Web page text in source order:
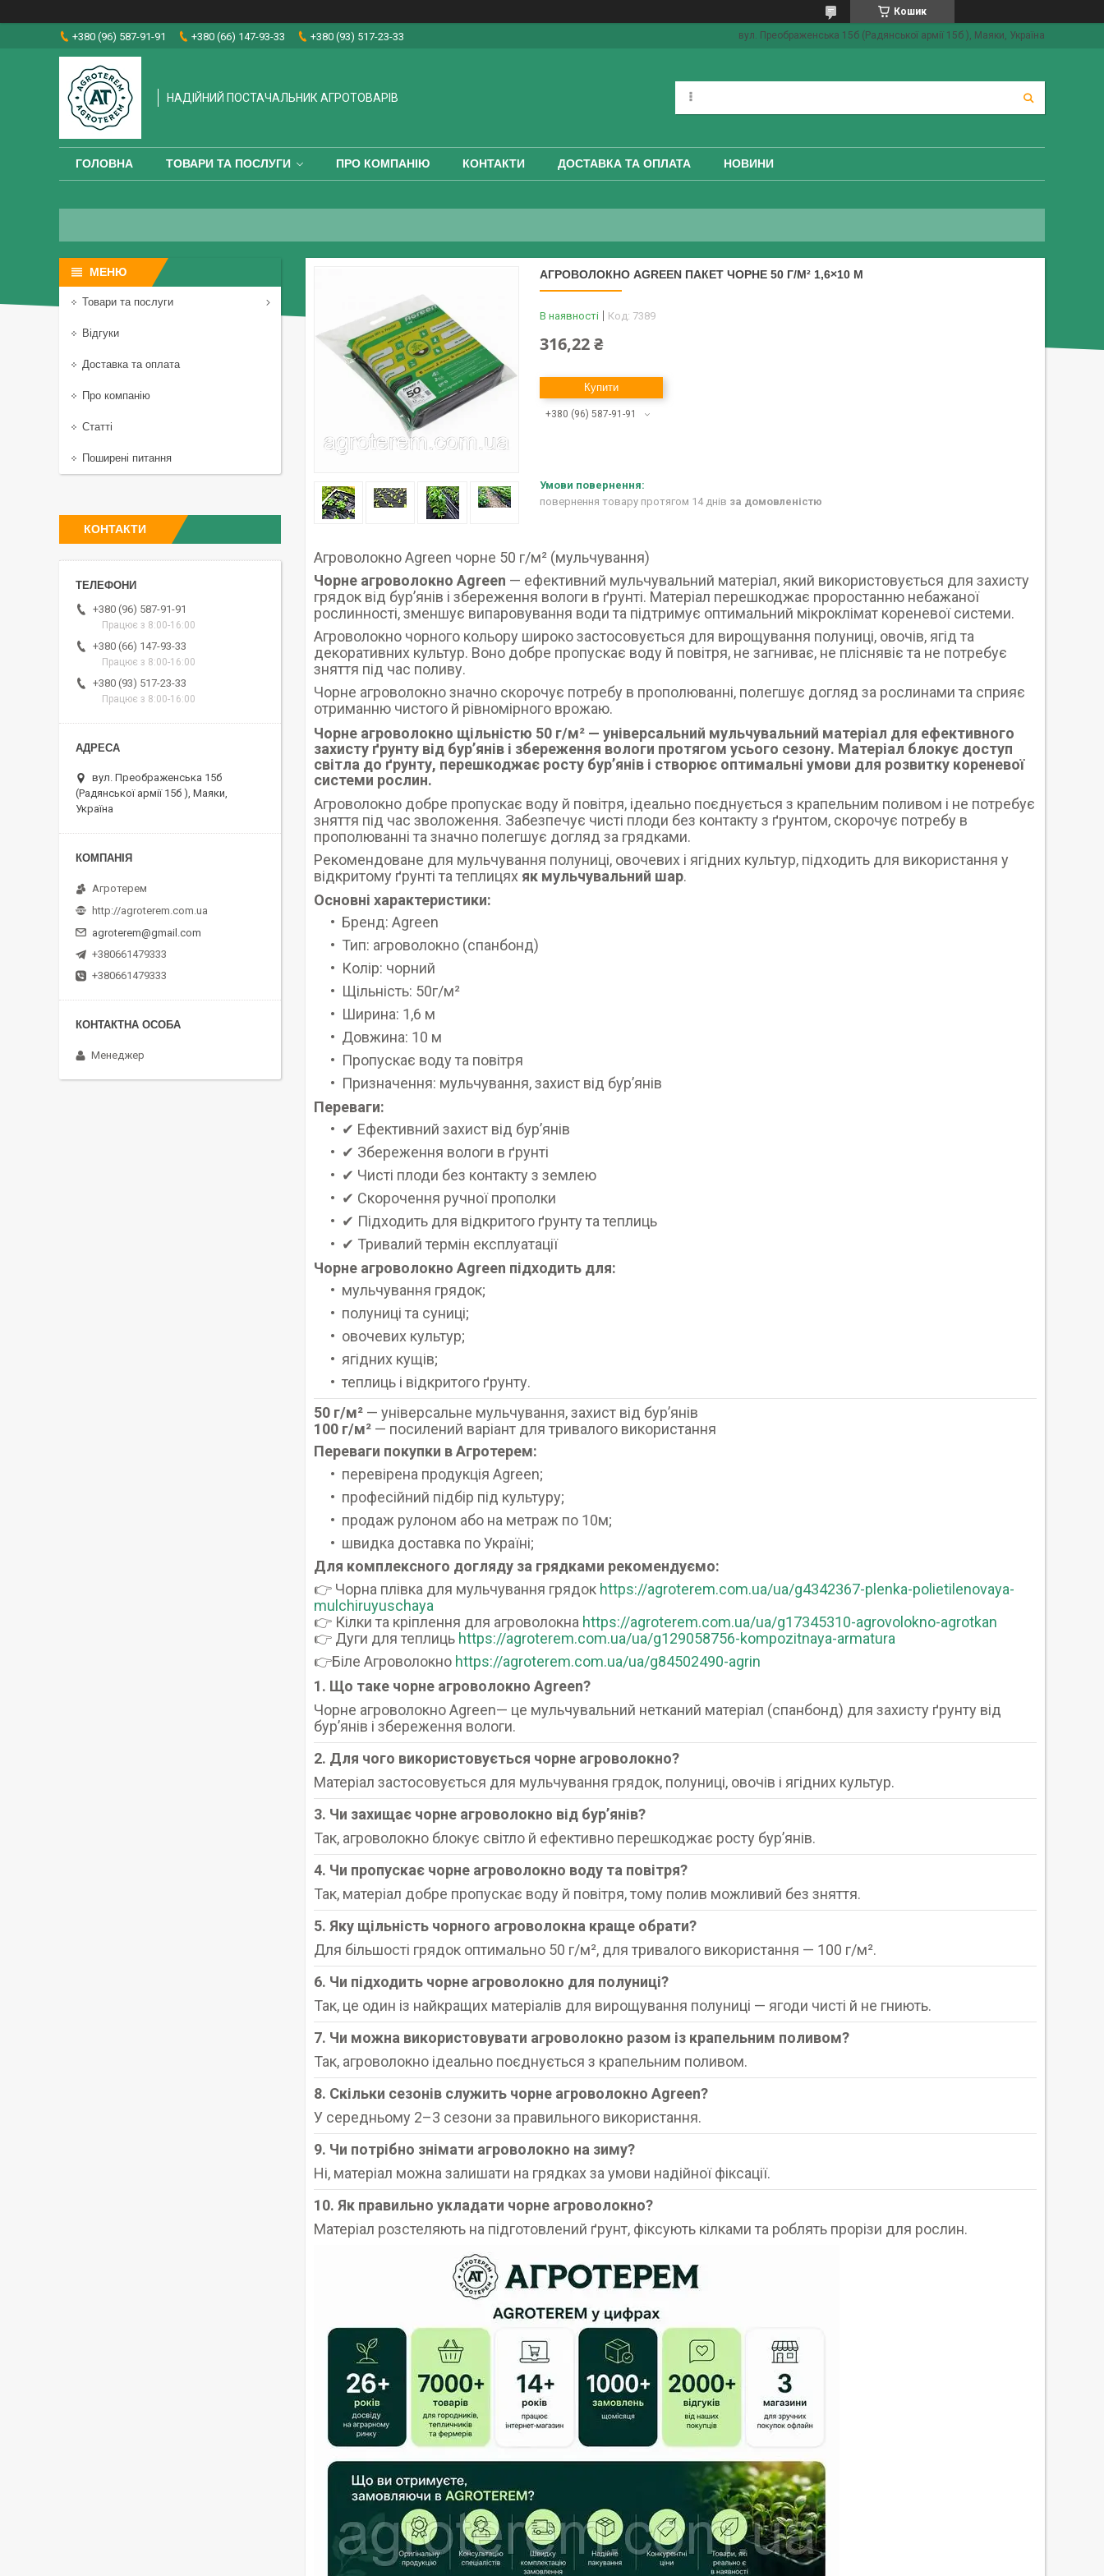
Кошик
+380 (96) 587-91-91 +380 (66) 147-93-33 +380 (93) 517-23-33 вул. Преображенська 15б (Радянської армії 15б ), Маяки, Україна
НАДІЙНИЙ ПОСТАЧАЛЬНИК АГРОТОВАРІВ
ГОЛОВНА ТОВАРИ ТА ПОСЛУГИ ПРО КОМПАНІЮ КОНТАКТИ ДОСТАВКА ТА ОПЛАТА НОВИНИ
АГРОВОЛОКНО AGREEN ПАКЕТ ЧОРНЕ 50 Г/М² 1,6×10 М
В наявності Код: 7389
316,22 ₴
Купити
+380 (96) 587-91-91
повернення товару протягом 14 днів за домовленістю
Агроволокно Agreen чорне 50 г/м² (мульчування)
Чорне агроволокно Agreen — ефективний мульчувальний матеріал, який використовується для захисту
грядок від бурʼянів і збереження вологи в ґрунті. Матеріал перешкоджає проростанню небажаної
рослинності, зменшує випаровування води та підтримує оптимальний мікроклімат кореневої системи.
Агроволокно чорного кольору широко застосовується для вирощування полуниці, овочів, ягід та
декоративних культур. Воно добре пропускає воду й повітря, не загниває, не пліснявіє та не потребує
зняття під час поливу.
Чорне агроволокно значно скорочує потребу в прополюванні, полегшує догляд за рослинами та сприяє
отриманню чистого й рівномірного врожаю.
Чорне агроволокно щільністю 50 г/м² — універсальний мульчувальний матеріал для ефективного
захисту ґрунту від бур’янів і збереження вологи протягом усього сезону. Матеріал блокує доступ
світла до ґрунту, перешкоджає росту бур’янів і створює оптимальні умови для розвитку кореневої
системи рослин.
Агроволокно добре пропускає воду й повітря, ідеально поєднується з крапельним поливом і не потребує
зняття під час зволоження. Забезпечує чисті плоди без контакту з ґрунтом, скорочує потребу в
прополюванні та значно полегшує догляд за грядками.
Рекомендоване для мульчування полуниці, овочевих і ягідних культур, підходить для використання у
відкритому ґрунті та теплицях як мульчувальний шар.
Основні характеристики:
Бренд: Agreen
Тип: агроволокно (спанбонд)
Колір: чорний
Щільність: 50г/м²
Ширина: 1,6 м
Довжина: 10 м
Пропускає воду та повітря
Призначення: мульчування, захист від бурʼянів
Переваги:
✔ Ефективний захист від бурʼянів
✔ Збереження вологи в ґрунті
✔ Чисті плоди без контакту з землею
✔ Скорочення ручної прополки
✔ Підходить для відкритого ґрунту та теплиць
✔ Тривалий термін експлуатації
Чорне агроволокно Agreen підходить для:
мульчування грядок;
полуниці та суниці;
овочевих культур;
ягідних кущів;
теплиць і відкритого ґрунту.
50 г/м² — універсальне мульчування, захист від бурʼянів
100 г/м² — посилений варіант для тривалого використання
Переваги покупки в Агротерем:
перевірена продукція Agreen;
професійний підбір під культуру;
продаж рулоном або на метраж по 10м;
швидка доставка по Україні;
Для комплексного догляду за грядками рекомендуємо:
👉 Чорна плівка для мульчування грядок https://agroterem.com.ua/ua/g4342367-plenka-polietilenovaya-
mulchiruyuschaya
👉 Кілки та кріплення для агроволокна https://agroterem.com.ua/ua/g17345310-agrovolokno-agrotkan
👉 Дуги для теплиць https://agroterem.com.ua/ua/g129058756-kompozitnaya-armatura
👉Біле Агроволокно https://agroterem.com.ua/ua/g84502490-agrin
1. Що таке чорне агроволокно Agreen?
Чорне агроволокно Agreen— це мульчувальний нетканий матеріал (спанбонд) для захисту ґрунту від
бурʼянів і збереження вологи.
2. Для чого використовується чорне агроволокно?
Матеріал застосовується для мульчування грядок, полуниці, овочів і ягідних культур.
3. Чи захищає чорне агроволокно від бурʼянів?
Так, агроволокно блокує світло й ефективно перешкоджає росту бурʼянів.
4. Чи пропускає чорне агроволокно воду та повітря?
Так, матеріал добре пропускає воду й повітря, тому полив можливий без зняття.
5. Яку щільність чорного агроволокна краще обрати?
Для більшості грядок оптимально 50 г/м², для тривалого використання — 100 г/м².
6. Чи підходить чорне агроволокно для полуниці?
Так, це один із найкращих матеріалів для вирощування полуниці — ягоди чисті й не гниють.
7. Чи можна використовувати агроволокно разом із крапельним поливом?
Так, агроволокно ідеально поєднується з крапельним поливом.
8. Скільки сезонів служить чорне агроволокно Agreen?
У середньому 2–3 сезони за правильного використання.
9. Чи потрібно знімати агроволокно на зиму?
Ні, матеріал можна залишати на грядках за умови надійної фіксації.
10. Як правильно укладати чорне агроволокно?
Матеріал розстеляють на підготовлений ґрунт, фіксують кілками та роблять прорізи для рослин.
Товари та послуги
Відгуки
Доставка та оплата
Про компанію
Статті
Поширені питання
КОНТАКТИ
+380 (96) 587-91-91
Працює з 8:00-16:00
+380 (66) 147-93-33
Працює з 8:00-16:00
+380 (93) 517-23-33
Працює з 8:00-16:00
вул. Преображенська 15б
(Радянської армії 15б ), Маяки,
Україна
Агротерем
http://agroterem.com.ua
agroterem@gmail.com
+380661479333
+380661479333
Менеджер